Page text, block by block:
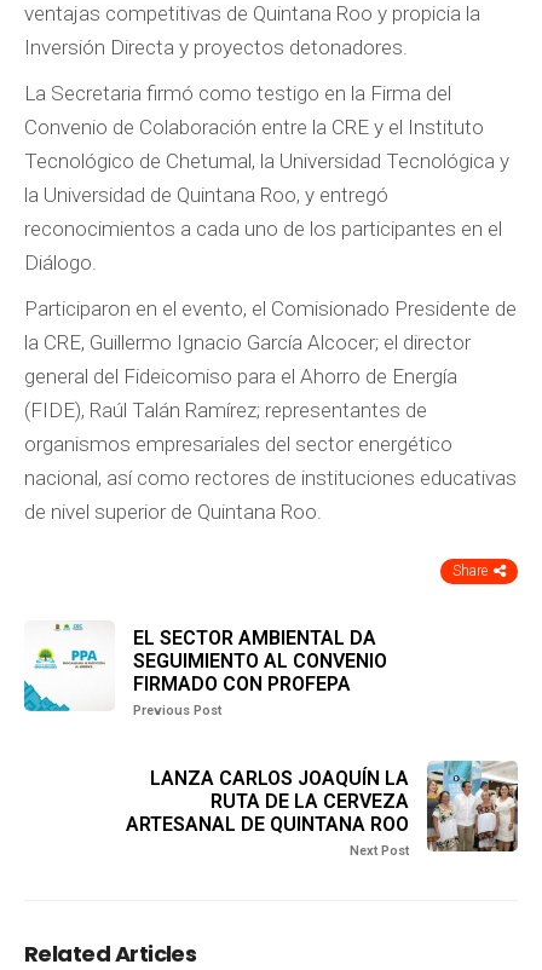
ventajas competitivas de Quintana Roo y propicia la
Inversión Directa y proyectos detonadores.
La Secretaria firmó como testigo en la Firma del
Convenio de Colaboración entre la CRE y el Instituto
Tecnológico de Chetumal, la Universidad Tecnológica y
la Universidad de Quintana Roo, y entregó
reconocimientos a cada uno de los participantes en el
Diálogo.
Participaron en el evento, el Comisionado Presidente de
la CRE, Guillermo Ignacio García Alcocer; el director
general del Fideicomiso para el Ahorro de Energía
(FIDE), Raúl Talán Ramírez; representantes de
organismos empresariales del sector energético
nacional, así como rectores de instituciones educativas
de nivel superior de Quintana Roo.
Share
EL SECTOR AMBIENTAL DA
SEGUIMIENTO AL CONVENIO
FIRMADO CON PROFEPA
Previous Post
LANZA CARLOS JOAQUÍN LA
RUTA DE LA CERVEZA
ARTESANAL DE QUINTANA ROO
Next Post
Related Articles